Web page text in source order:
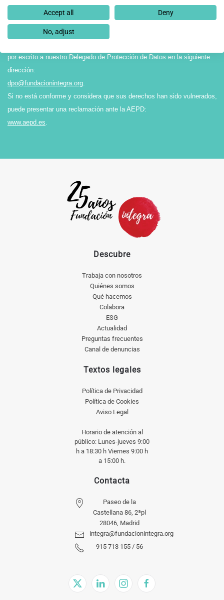
sus datos no serán objeto de transferencias internacionales ni perfilado.
Finalmente, le recordamos que puede ejercitar sus derechos de acceso,
rectificación, supresión, limitación o portabilidad, entre otros reconocidos
por escrito a nuestro Delegado de Protección de Datos en la siguiente
dirección:
dpo@fundacionintegra.org
Si no está conforme y considera que sus derechos han sido vulnerados,
puede presentar una reclamación ante la AEPD:
www.aepd.es
Descubre
Trabaja con nosotros
Quiénes somos
Qué hacemos
Colabora
ESG
Actualidad
Preguntas frecuentes
Canal de denuncias
Textos legales
Política de Privacidad
Política de Cookies
Aviso Legal
Horario de atención al
público: Lunes-jueves 9:00
h a 18:30 h Viernes 9:00 h
a 15:00 h.
Contacta
Paseo de la
Castellana 86, 2ªpl
28046, Madrid
integra@fundacionintegra.org
915 713 155 / 56
Accept all Deny
No, adjust